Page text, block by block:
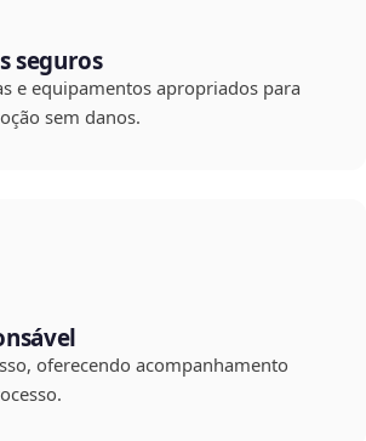
seguros
e equipamentos apropriados para
sem danos.
oferecendo acompanhamento